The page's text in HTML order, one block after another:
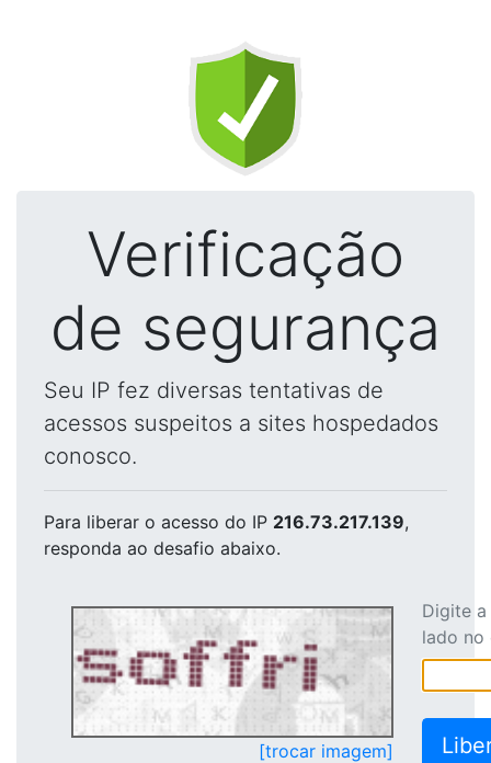
Verificação
de segurança
Seu IP fez diversas tentativas de
acessos suspeitos a sites hospedados
conosco.
Para liberar o acesso do IP 216.73.217.139,
responda ao desafio abaixo.
[trocar imagem]
Digite
lado no